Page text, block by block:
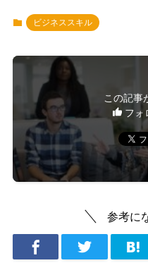
ビジネススキル
この記事
フォ
参考に